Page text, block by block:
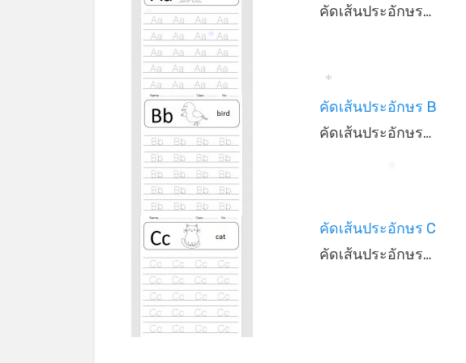
คัดเส้นประอักษร…
คัดเส้นประอักษร B
คัดเส้นประอักษร…
คัดเส้นประอักษร C
คัดเส้นประอักษร…
*
*
*